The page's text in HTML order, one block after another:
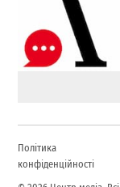
Політика
конфіденційності